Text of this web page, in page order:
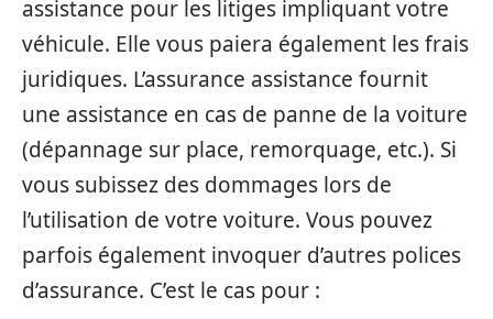
assistance pour les litiges impliquant votre
véhicule. Elle vous paiera également les frais
juridiques. L’assurance assistance fournit
une assistance en cas de panne de la voiture
(dépannage sur place, remorquage, etc.). Si
vous subissez des dommages lors de
l’utilisation de votre voiture. Vous pouvez
parfois également invoquer d’autres polices
d’assurance. C’est le cas pour :